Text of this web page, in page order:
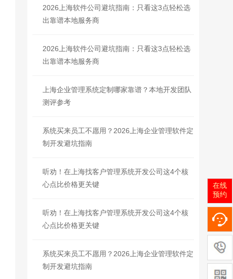
2026上海软件公司避坑指南：只看这3点轻松选
出靠谱本地服务商
2026上海软件公司避坑指南：只看这3点轻松选
出靠谱本地服务商
上海企业管理系统定制哪家靠谱？本地开发团队
测评参考
系统买来员工不愿用？2026上海企业管理软件定
制开发避坑指南
听劝！在上海找客户管理系统开发公司这4个核
心点比价格更关键
听劝！在上海找客户管理系统开发公司这4个核
心点比价格更关键
系统买来员工不愿用？2026上海企业管理软件定
制开发避坑指南
在线
预约